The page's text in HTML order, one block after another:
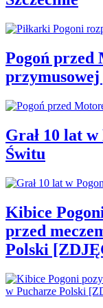
Pogoń przed
Grał 10 lat
Świtu
Kibice
przed
Polski